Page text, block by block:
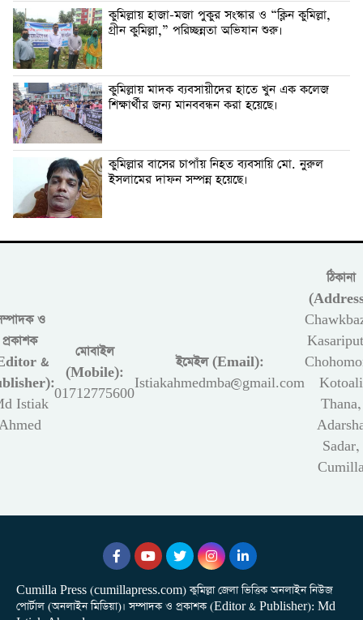
কুমিল্লায় হাজা-মজা পুকুর সংস্কার ও “ক্লিন কুমিল্লা,
গ্রীন কুমিল্লা,” পরিচ্ছন্নতা অভিযান শুরু।
কুমিল্লায় মাদক ব্যবসায়ীদের হাতে খুন এক কলেজ
শিক্ষার্থীর জন্য মানববন্ধন করা হয়েছে।
কুমিল্লার বাসের চাপাঁয় নিহত ব্যবসায়ি মো. নুরুল
ইসলামের দাফন সম্পন্ন হয়েছে।
ও
প্রকাশক
&
Istiak
মোবাইল
(Mobile):
01712775600
ইমেইল (Email):
Istiakahmedmba@gmail.com
ঠিকানা
Kotoali
Thana,
Sadar,
Cumilla Press (cumillapress.com) কুমিল্লা জেলা ভিত্তিক অনলাইন নিউজ
পোর্টাল (অনলাইন মিডিয়া)। সম্পাদক ও প্রকাশক (Editor & Publisher): Md